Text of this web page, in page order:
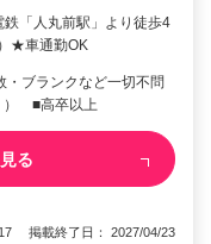
「人丸前駅」より徒歩4
★車通勤OK
ブランクなど一切不問
） ■高卒以上
る
掲載終了日： 2027/04/23